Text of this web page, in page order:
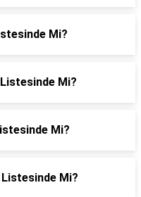
Mi?
Mi?
Mi?
Listesinde Mi?